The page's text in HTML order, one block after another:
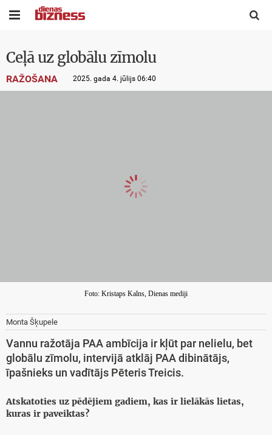
 
Ceļā uz globālu zīmolu
RAŽOŠANA 2025. gada 4. jūlijs 06:40
Foto: Kristaps Kalns, Dienas mediji
Monta Šķupele
Vannu ražotāja PAA ambīcija ir kļūt par nelielu, bet
globālu zīmolu, intervijā atklāj PAA dibinātājs,
īpašnieks un vadītājs Pēteris Treicis.
Atskatoties uz pēdējiem gadiem, kas ir lielākās lietas,
kuras ir paveiktas?